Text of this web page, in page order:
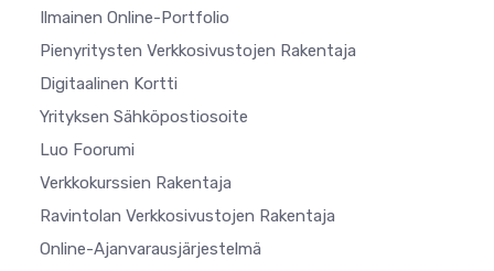
Ilmainen Online-Portfolio
Pienyritysten Verkkosivustojen Rakentaja
Digitaalinen Kortti
Yrityksen Sähköpostiosoite
Luo Foorumi
Verkkokurssien Rakentaja
Ravintolan Verkkosivustojen Rakentaja
Online-Ajanvarausjärjestelmä